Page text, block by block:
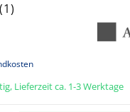
(1)
Lieferzeit ca. 1-3 Werktage